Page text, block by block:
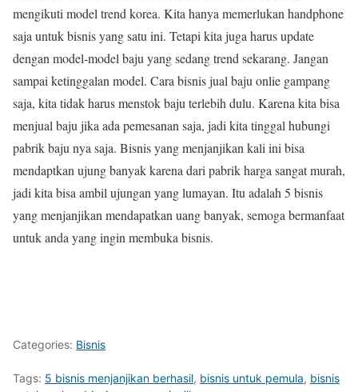
mengikuti model trend korea. Kita hanya memerlukan handphone
saja untuk bisnis yang satu ini. Tetapi kita juga harus update
dengan model-model baju yang sedang trend sekarang. Jangan
sampai ketinggalan model. Cara bisnis jual baju onlie gampang
saja, kita tidak harus menstok baju terlebih dulu. Karena kita bisa
menjual baju jika ada pemesanan saja, jadi kita tinggal hubungi
pabrik baju nya saja. Bisnis yang menjanjikan kali ini bisa
mendaptkan ujung banyak karena dari pabrik harga sangat murah,
jadi kita bisa ambil ujungan yang lumayan. Itu adalah 5 bisnis
yang menjanjikan mendapatkan uang banyak, semoga bermanfaat
untuk anda yang ingin membuka bisnis.
Categories: Bisnis
Tags: 5 bisnis menjanjikan berhasil, bisnis untuk pemula, bisnis